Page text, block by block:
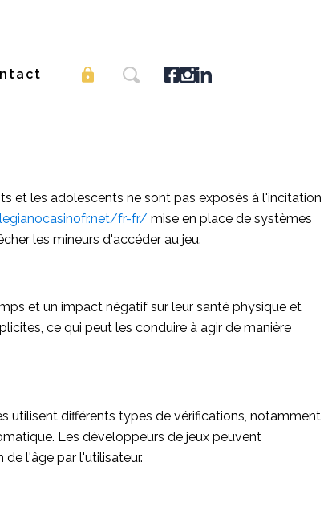
et les adolescents ne sont pas exposés à l'incitation
fr-fr/ mise en place de systèmes
les mineurs d'accéder au jeu.
et un impact négatif sur leur santé physique et
ce qui peut les conduire à agir de manière
utilisent différents types de vérifications, notamment
Les développeurs de jeux peuvent
l'âge par l'utilisateur.